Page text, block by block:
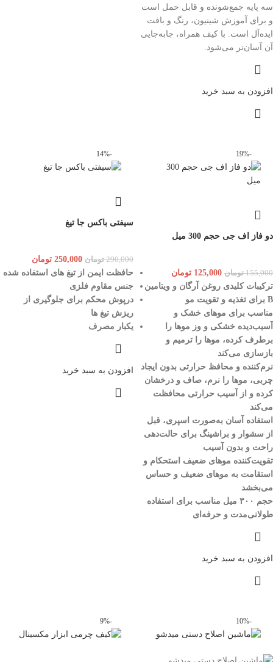
سه پایه جمع‌شونده و قابل حمل است
و برای آموزش شینیون، رنگ و بافت
ایده‌آل است. با کیف همراه، جابه‌جایی
آن آسان‌تر می‌شود.
افزودن به سبد خرید
-19%
دو فاز اف جی حجم 300 میل
155,000 تومان 125,000 تومان
ترکیبات کلیدی روغن آرگان و ویتامین
B برای تغذیه و تقویت مو
مناسب برای موهای خشک و
آسیب‌دیده خشکی و وز موها را
برطرف کرده، موها را ترمیم و
بازسازی می‌کند
نرم‌کننده و محافظ حرارتی بدون ایجاد
چربی، موها را نرم، صاف و درخشان
کرده و از آسیب حرارتی محافظت
می‌کند
استفاده آسان به‌صورت اسپری، قبل
از سشوار و براشینگ برای حالت‌دهی
راحت و بدون آسیب
تقویت‌کننده موهای ضعیف استحکام و
استقامت به موهای ضعیف و حساس
می‌بخشد
حجم ۳۰۰ میل مناسب برای استفاده
طولانی‌مدت و حرفه‌ای
افزودن به سبد خرید
-14%
سیفتی باکس جا تیغ
290,000 تومان 250,000 تومان
حافظت ایمن از تیغ های استفاده شده
جنس مقاوم فلزی
درپوش محکم برای جلوگیری از
ریزش تیغ ها
یکبار مصرف
افزودن به سبد خرید
-10%
-9%